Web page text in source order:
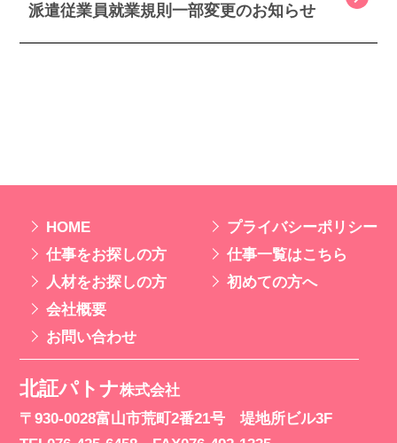
派遣従業員就業規則一部変更のお知らせ
0120-8107-27 初めての方へ スタッフ専用ページ
北証パトナ株式会社
〒930-0028富山市荒町2番21号 堤地所ビル3F
HOME
仕事をお探しの方
人材をお探しの方
会社概要
お問い合わせ
プライバシーポリシー
仕事一覧はこちら
初めての方へ